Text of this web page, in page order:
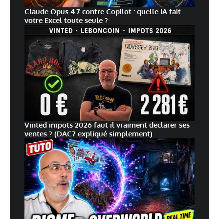
Claude Opus 4.7 contre Copilot : quelle IA fait
votre Excel toute seule ?
Vinted impots 2026 faut il vraiment declarer ses
ventes ? (DAC7 expliqué simplement)